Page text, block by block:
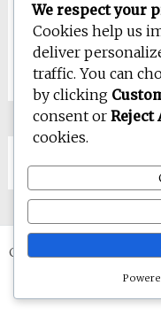
Wawasan
Wellness
Copyright © 2026
. All rights
We respect your
Cookies help us
deliver
traffic. You can
by clicking
consent or Reject
cookies.